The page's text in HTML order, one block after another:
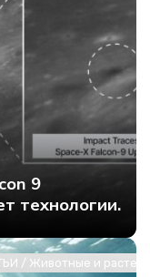
9
технологии.
/ Животные и